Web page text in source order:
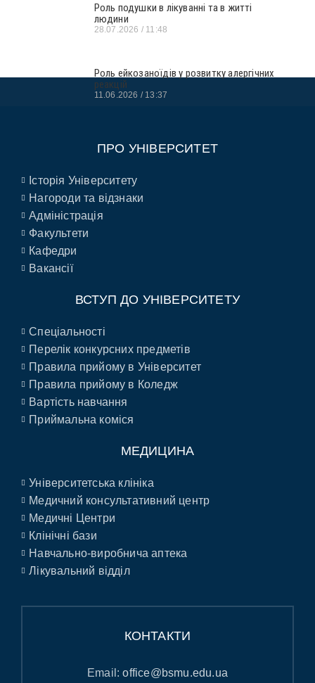
Роль подушки в лікуванні та в житті
людини
28.07.2026 11:48
Роль ейкозаноїдів у розвитку алергічних
реакцій
11.06.2026 13:37
ПРО УНІВЕРСИТЕТ
Історія Університету
Нагороди та відзнаки
Адміністрація
Факультети
Кафедри
Вакансії
ВСТУП ДО УНІВЕРСИТЕТУ
Спеціальності
Перелік конкурсних предметів
Правила прийому в Університет
Правила прийому в Коледж
Вартість навчання
Приймальна коміся
МЕДИЦИНА
Університетська клініка
Медичний консультативний центр
Медичні Центри
Клінічні бази
Навчально-виробнича аптека
Лікувальний відділ
КОНТАКТИ
Email:office@bsmu.edu.ua